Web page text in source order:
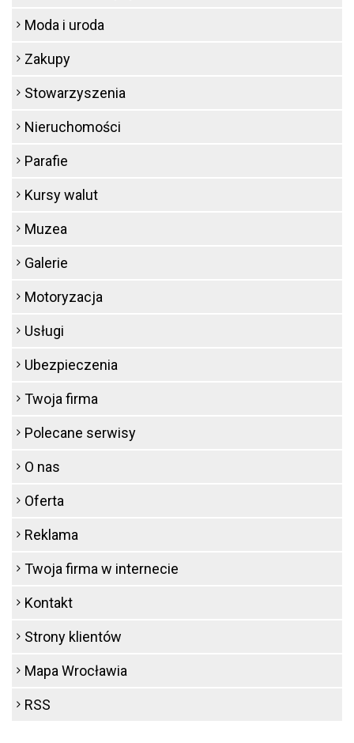
Moda i uroda
Zakupy
Stowarzyszenia
Nieruchomości
Parafie
Kursy walut
Muzea
Galerie
Motoryzacja
Usługi
Ubezpieczenia
Twoja firma
Polecane serwisy
O nas
Oferta
Reklama
Twoja firma w internecie
Kontakt
Strony klientów
Mapa Wrocławia
RSS